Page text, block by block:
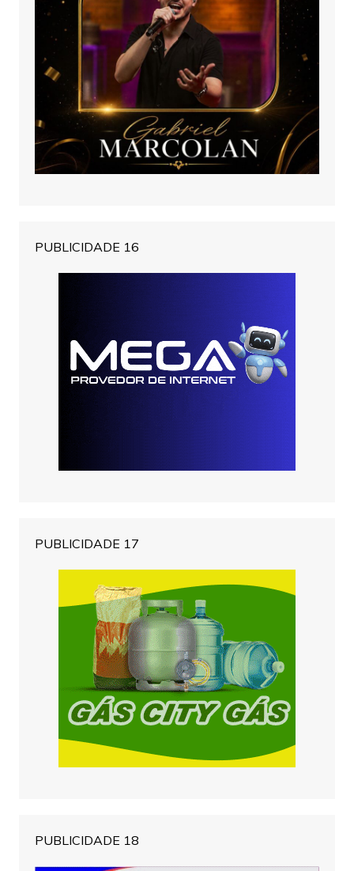
PUBLICIDADE 16
PUBLICIDADE 17
PUBLICIDADE 18